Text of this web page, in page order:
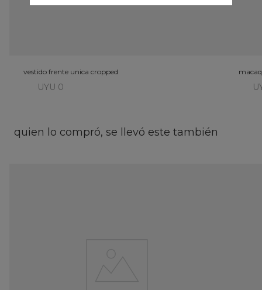
vestido frente unica cropped
UYU 0
quien lo compró, se llevó este también